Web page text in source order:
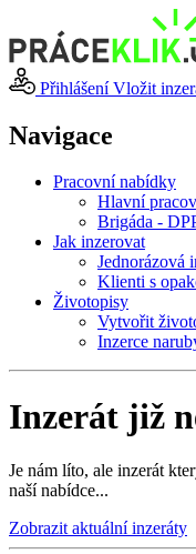
PřihlášeníVložit
Navigace
Pracovní nabídky
Hlavní
Brigáda -
Jak inzerovat
Jednorázová
Klienti s
Životopisy
Vytvořit
Inzerce
Inzerát již
Je nám líto, ale inzerát
naší nabídce...
Zobrazit aktuální inzeráty